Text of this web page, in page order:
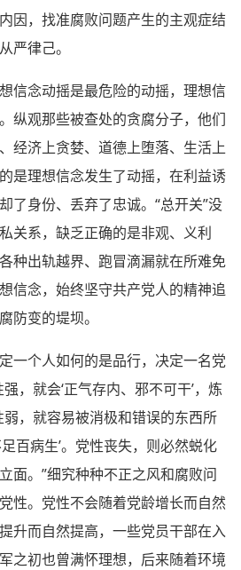
因，找准腐败问题产生的主观症结
严律己。
信念动摇是最危险的动摇，理想信
纵观那些被查处的贪腐分子，他们
经济上贪婪、道德上堕落、生活上
是理想信念发生了动摇，在利益诱
了身份、丢弃了忠诚。“总开关”没
关系，缺乏正确的是非观、义利
种出轨越界、跑冒滴漏就在所难免
信念，始终坚守共产党人的精神追
防变的堤坝。
一个人如何的是品行，决定一名党
，就会‘正气存内、邪不可干’，炼
弱，就容易被消极和错误的东西所
百病生’。党性丧失，则必然蜕化
面。”细究种种不正之风和腐败问
性。党性不会随着党龄增长而自然
升而自然提高，一些党员干部在入
之初也曾满怀理想，后来随着环境